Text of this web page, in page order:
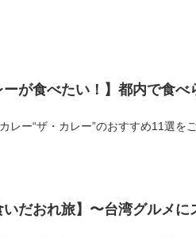
ーが食べたい！】都内で食べ
レー“ザ・カレー”のおすすめ11選を
いだおれ旅】〜台湾グルメ